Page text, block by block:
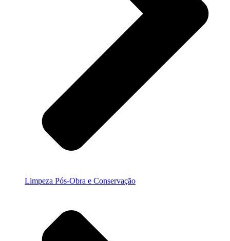
Limpeza Pós-Obra e Conservação